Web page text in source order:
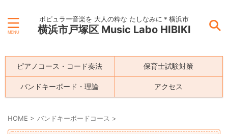
ポピュラー音楽を 大人の粋な たしなみに＊横浜市
横浜市戸塚区 Music Labo HIBIKI
ピアノコース・コード奏法 保育士試験対策
バンドキーボード・理論 アクセス
HOME > バンドキーボードコース >